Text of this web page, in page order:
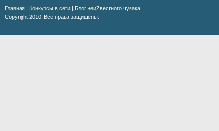
Главная | Конкурсы в сети | Блог неиZвестного чувака
Copyright 2010. Все права защищены.